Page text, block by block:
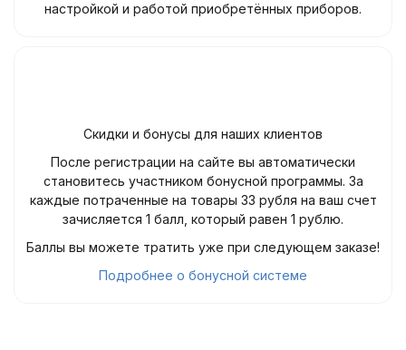
настройкой и работой приобретённых приборов.
Скидки и бонусы для наших клиентов
После регистрации на сайте вы автоматически
становитесь участником бонусной программы. За
каждые потраченные на товары 33 рубля на ваш счет
зачисляется 1 балл, который равен 1 рублю.
Баллы вы можете тратить уже при следующем заказе!
Подробнее о бонусной системе